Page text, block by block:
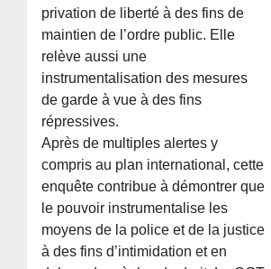
privation de liberté à des fins de
maintien de l’ordre public. Elle
relève aussi une
instrumentalisation des mesures
de garde à vue à des fins
répressives.
Après de multiples alertes y
compris au plan international, cette
enquête contribue à démontrer que
le pouvoir instrumentalise les
moyens de la police et de la justice
à des fins d’intimidation et en